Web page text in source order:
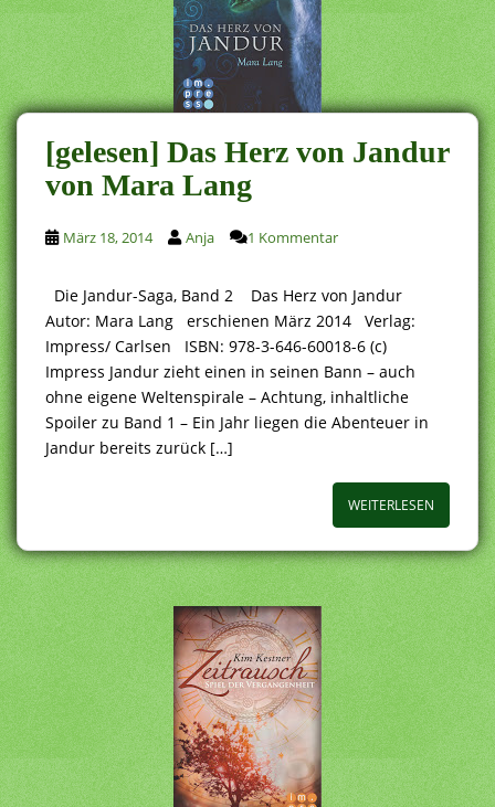
[gelesen] Das Herz von Jandur
von Mara Lang
März 18, 2014 Anja 1 Kommentar
Die Jandur-Saga, Band 2 Das Herz von Jandur
Autor: Mara Lang erschienen März 2014 Verlag:
Impress/ Carlsen ISBN: 978-3-646-60018-6 (c)
Impress Jandur zieht einen in seinen Bann – auch
ohne eigene Weltenspirale – Achtung, inhaltliche
Spoiler zu Band 1 – Ein Jahr liegen die Abenteuer in
Jandur bereits zurück […]
WEITERLESEN